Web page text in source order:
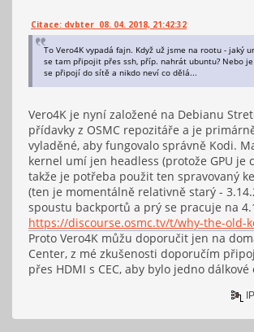
Citace: dvbter 08. 04. 2018, 21:42:32
To Vero4K vypadá fajn. Když už jsme na rootu - jaký
se tam připojit přes ssh, příp. nahrát ubuntu? Nebo
se připojí do sítě a nikdo neví co dělá...
Vero4K je nyní založené na Debianu
přídavky z OSMC repozitáře a je
vyladěné, aby fungovalo správně Kodi.
kernel umí jen headless (protože GPU je
takže je potřeba použit ten spravovaný
(ten je momentálně relativně starý -
spoustu backportů a prý se pracuje na
https://discourse.osmc.tv/t/why-the-old-
Proto Vero4K můžu doporučit jen na
Center, z mé zkušenosti doporučím
přes HDMI s CEC, aby bylo jedno dálkové